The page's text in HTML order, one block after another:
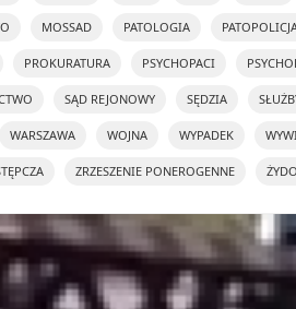
MOSSAD PATOLOGIA
PROKURATURA PSYCHOPACI
SĄD REJONOWY SĘDZIA
WARSZAWA WOJNA WYPADEK
ZRZESZENIE PONEROGENNE